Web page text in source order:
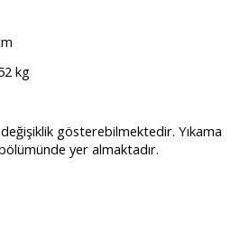
kg
gösterebilmektedir. Yıkama
yer almaktadır.